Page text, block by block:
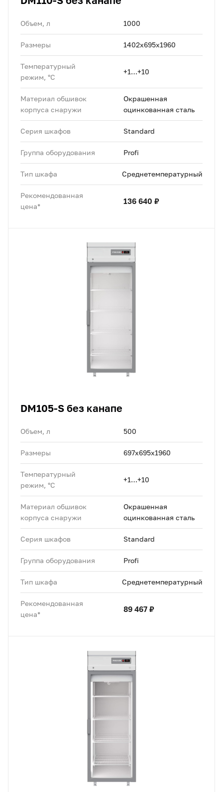
Объем, л 1000
Размеры 1402х695х1960
Температурный
режим, °C
+1…+10
Материал обшивок
корпуса снаружи
Окрашенная
оцинкованная сталь
Серия шкафов Standard
Группа оборудования Profi
Тип шкафа Среднетемпературный
Рекомендованная
цена*
136 640 ₽
DM105-S без канапе
Объем, л 500
Размеры 697х695х1960
Температурный
режим, °C
+1…+10
Материал обшивок
корпуса снаружи
Окрашенная
оцинкованная сталь
Серия шкафов Standard
Группа оборудования Profi
Тип шкафа Среднетемпературный
Рекомендованная
цена*
89 467 ₽